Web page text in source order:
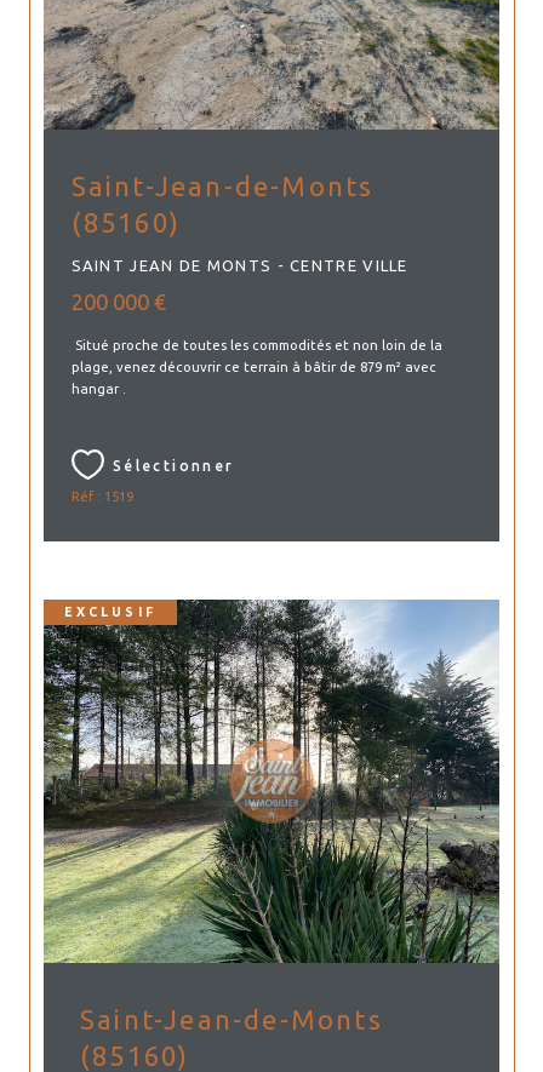
Saint-Jean-de-Monts
(85160)
SAINT JEAN DE MONTS - CENTRE VILLE
200 000 €
Situé proche de toutes les commodités et non loin de la
plage, venez découvrir ce terrain à bâtir de 879 m² avec
hangar .
Sélectionner
Réf : 1519
Saint-Jean-de-Monts
(85160)
EXCLUSIF